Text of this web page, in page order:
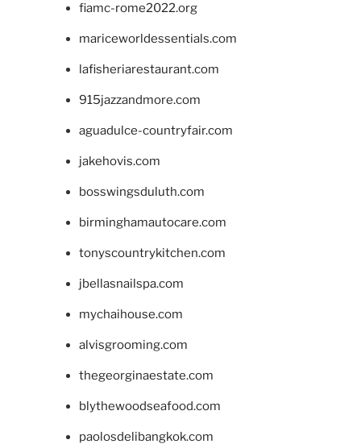
fiamc-rome2022.org
mariceworldessentials.com
lafisheriarestaurant.com
915jazzandmore.com
aguadulce-countryfair.com
jakehovis.com
bosswingsduluth.com
birminghamautocare.com
tonyscountrykitchen.com
jbellasnailspa.com
mychaihouse.com
alvisgrooming.com
thegeorginaestate.com
blythewoodseafood.com
paolosdelibangkok.com